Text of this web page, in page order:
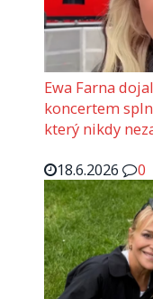
Ewa Farna
koncertem
který nikdy
18.6.2026
0